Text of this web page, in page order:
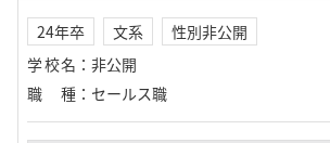
24年卒 文系
性別非公開
学校名 ： 非公開
職種 ： セールス職